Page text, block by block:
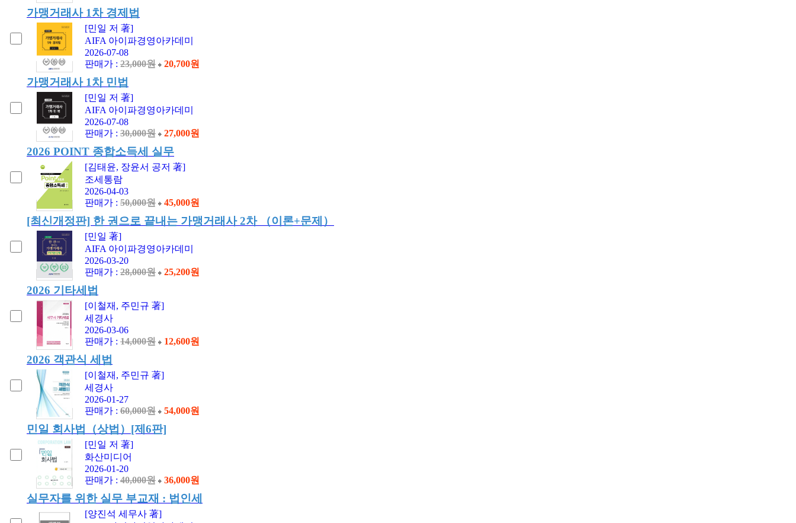
가맹거래사 1차 경제법
[민일 저 著]
AIFA 아이파경영아카데미
2026-07-08
판매가 : 23,000원 20,700원
가맹거래사 1차 민법
[민일 저 著]
AIFA 아이파경영아카데미
2026-07-08
판매가 : 30,000원 27,000원
2026 POINT 종합소득세 실무
[김태윤, 장윤서 공저 著]
조세통람
2026-04-03
판매가 : 50,000원 45,000원
[최신개정판] 한 권으로 끝내는 가맹거래사 2차 （이론+문제）
[민일 著]
AIFA 아이파경영아카데미
2026-03-20
판매가 : 28,000원 25,200원
2026 기타세법
[이철재, 주민규 著]
세경사
2026-03-06
판매가 : 14,000원 12,600원
2026 객관식 세법
[이철재, 주민규 著]
세경사
2026-01-27
판매가 : 60,000원 54,000원
민일 회사법（상법）[제6판]
[민일 저 著]
화산미디어
2026-01-20
판매가 : 40,000원 36,000원
실무자를 위한 실무 부교재 : 법인세
[양진석 세무사 著]